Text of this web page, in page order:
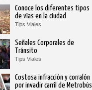
Conoce los diferentes tipos
de vías en la ciudad
Tips Viales
Señales Corporales de
Tránsito
Tips Viales
Costosa infracción y corralón
por invadir carril de Metrobús